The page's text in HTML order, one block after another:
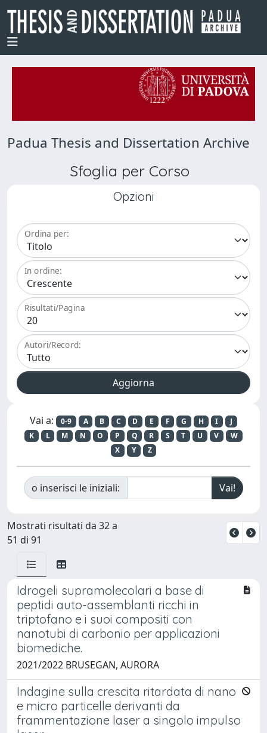
Padua Thesis and Dissertation Archive
Sfoglia per Corso
Opzioni
Ordina per:
In ordine:
Risultati/Pagina
Autori/Record:
Vai a: 0-9 A B C D E F G H I
J
K
L M N O P Q R S T U V
W
X
Y Z
o inserisci le iniziali:
Mostrati risultati da 32 a
51 di 91
Idrogeli supramolecolari a base di
peptidi auto-assemblanti ricchi in
triptofano e i suoi compositi con
nanotubi di carbonio per applicazioni
biomediche.
2021/2022 BRUSEGAN, AURORA
Indagine sulla crescita ritardata di nano
e micro particelle derivanti da
frammentazione laser a singolo impulso